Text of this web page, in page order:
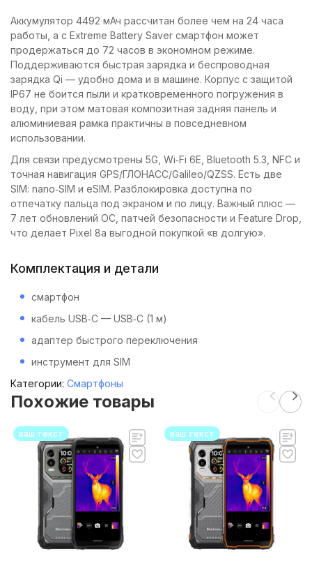
Аккумулятор 4492 мАч рассчитан более чем на 24 часа
работы, а с Extreme Battery Saver смартфон может
продержаться до 72 часов в экономном режиме.
Поддерживаются быстрая зарядка и беспроводная
зарядка Qi — удобно дома и в машине. Корпус с защитой
IP67 не боится пыли и кратковременного погружения в
воду, при этом матовая композитная задняя панель и
алюминиевая рамка практичны в повседневном
использовании.
Для связи предусмотрены 5G, Wi‑Fi 6E, Bluetooth 5.3, NFC и
точная навигация GPS/ГЛОНАСС/Galileo/QZSS. Есть две
SIM: nano‑SIM и eSIM. Разблокировка доступна по
отпечатку пальца под экраном и по лицу. Важный плюс —
7 лет обновлений ОС, патчей безопасности и Feature Drop,
что делает Pixel 8a выгодной покупкой «в долгую».
Комплектация и детали
смартфон
кабель USB‑C — USB‑C (1 м)
адаптер быстрого переключения
инструмент для SIM
Категории: Смартфоны
Похожие товары
ваш текст ваш текст